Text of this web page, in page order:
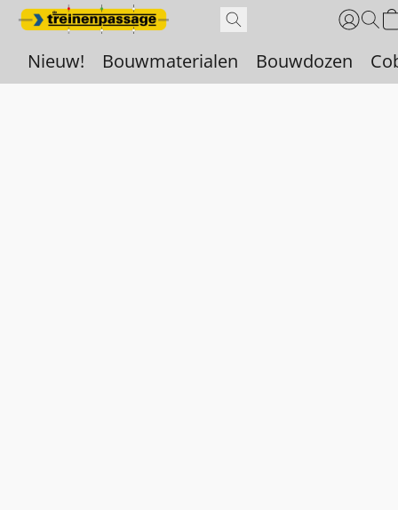
Nieuw! Bouwmaterialen Bouwdozen